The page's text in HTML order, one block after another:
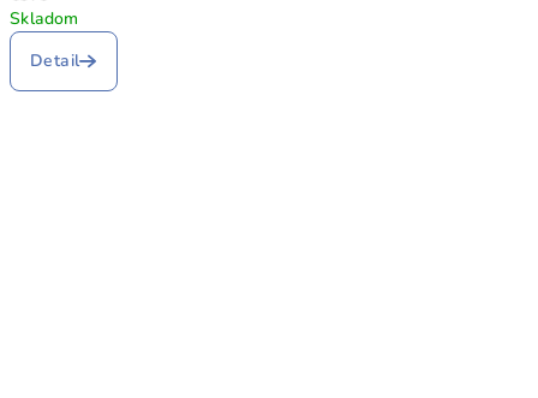
Skladom
Detail